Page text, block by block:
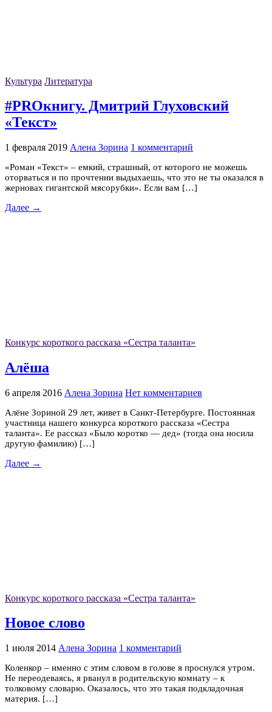
Культура Литература
#PROкнигу. Дмитрий Глуховский
«Текст»
1 февраля 2019 Алена Зорина 1 комментарий
«Роман «Текст» – емкий, страшный, от которого не можешь
оторваться и по прочтении выдыхаешь, что это не ты оказался в
жерновах гигантской мясорубки». Если вам […]
Далее →
Конкурс короткого рассказа «Сестра таланта»
Алёша
6 апреля 2016 Алена Зорина Нет комментариев
Алёне Зориной 29 лет, живет в Санкт-Петербурге. Постоянная
участница нашего конкурса короткого рассказа «Сестра
таланта». Ее рассказ «Было коротко — дед» (тогда она носила
другую фамилию) […]
Далее →
Конкурс короткого рассказа «Сестра таланта»
Новое слово
1 июля 2014 Алена Зорина 1 комментарий
Коленкор – именно с этим словом в голове я проснулся утром.
Не переодеваясь, я рванул в родительскую комнату – к
толковому словарю. Оказалось, что это такая подкладочная
материя. […]